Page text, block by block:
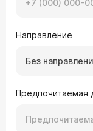
Направление
Без
Предпочитаемая